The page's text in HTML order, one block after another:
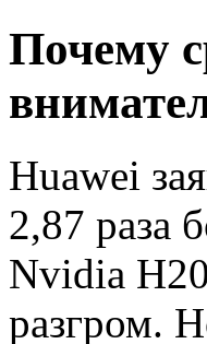
Почему
Huawei
2,87 раза
Nvidia
разгром.